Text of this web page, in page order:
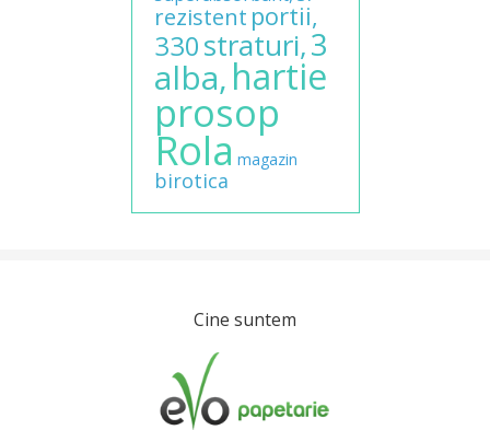
rezistent portii,
330straturi,3
alba,hartie
prosop
Rola magazin
birotica
Cine suntem